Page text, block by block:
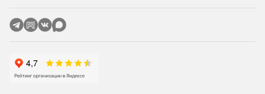
производить поиск похожих лиц в видеоархиве.
самообслуживания и множеством офисов.
Обеспечивает защиту сети банкоматов, терминалов и